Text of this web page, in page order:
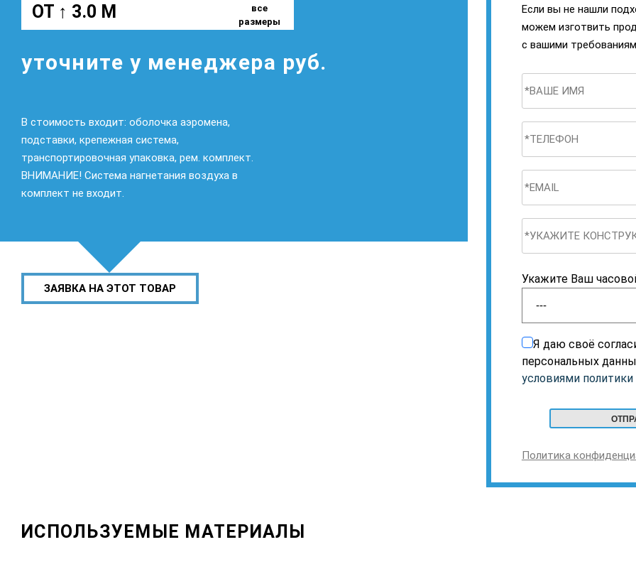
ОТ ↑ 3.0 М
все
размеры
уточните у менеджера руб.
В стоимость входит: оболочка аэромена,
подставки, крепежная система,
транспортировочная упаковка, рем. комплект.
ВНИМАНИЕ! Система нагнетания воздуха в
комплект не входит.
ЗАЯВКА НА ЭТОТ ТОВАР
Если вы не нашли
можем изготвить
с вашими
Укажите Ваш
Я даю своё
персональных
условиями
Политика
ИСПОЛЬЗУЕМЫЕ МАТЕРИАЛЫ